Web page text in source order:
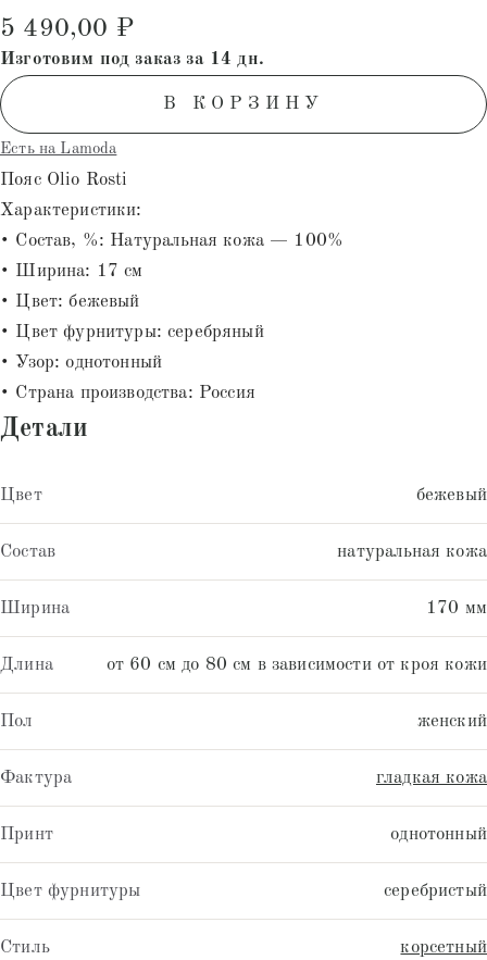
5 на
основе
опроса
пользователей
5 490,00 ₽
Изготовим под заказ за 14 дн.
В КОРЗИНУ
Есть на Lamoda
Пояс Olio Rosti
Характеристики:
• Состав, %: Натуральная кожа — 100%
• Ширина: 17 см
• Цвет: бежевый
• Цвет фурнитуры: серебряный
• Узор: однотонный
• Страна производства: Россия
Детали
Цвет бежевый
Состав натуральная кожа
Ширина 170 мм
Длина от 60 см до 80 см в зависимости от кроя кожи
Пол женский
Фактура гладкая кожа
Принт однотонный
Цвет фурнитуры серебристый
Стиль корсетный